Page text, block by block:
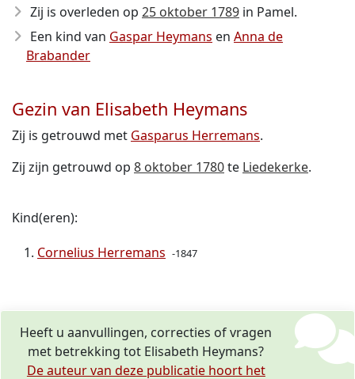
Zij is overleden op 25 oktober 1789 in Pamel.
Een kind van Gaspar Heymans en Anna de
Brabander
Gezin van Elisabeth Heymans
Zij is getrouwd met Gasparus Herremans.
Zij zijn getrouwd op 8 oktober 1780te Liedekerke.
Kind(eren):
Cornelius Herremans -1847
Heeft u aanvullingen, correcties of vragen
met betrekking tot Elisabeth Heymans?
De auteur van deze publicatie hoort het